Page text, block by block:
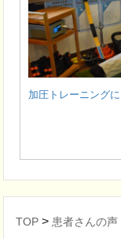
加圧トレーニング
TOP > 患者さんの声